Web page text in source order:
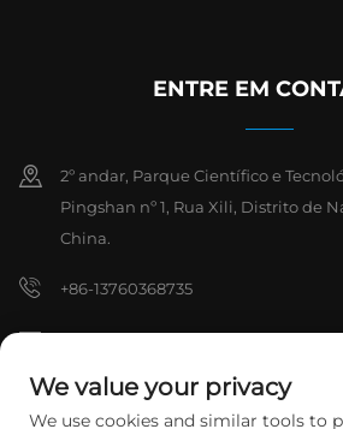
ENTRE EM
2º andar, Parque Científico e
Pingshan nº 1, Rua Xili, Distrito de
China.
+86-13760368735
[email protected]
Direitos autorais © 2026 Shenzhen
We value your privacy
We use cookies and similar tools to